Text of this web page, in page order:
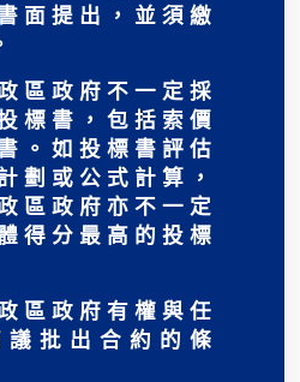
面提出，並須繳
區政府不一定採
標書，包括索價
。如投標書評估
劃或公式計算，
區政府亦不一定
得分最高的投標
區政府有權與任
批出合約的條